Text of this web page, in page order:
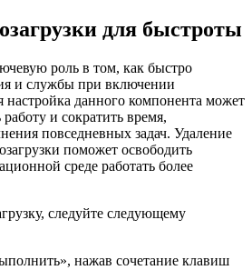
для быстроты
роль в том, как быстро
и службы при включении
настройка данного компонента может
и сократить время,
повседневных задач. Удаление
поможет освободить
среде работать более
следуйте следующему
нажав сочетание клавиш